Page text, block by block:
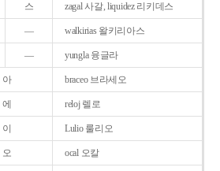
스 zagal 사갈, liquidez 리키데스
― walkirias 왈키리아스
― yungla 융글라
아 braceo 브라세오
에 reloj 렐로
이 Lulio 룰리오
오 ocal 오칼